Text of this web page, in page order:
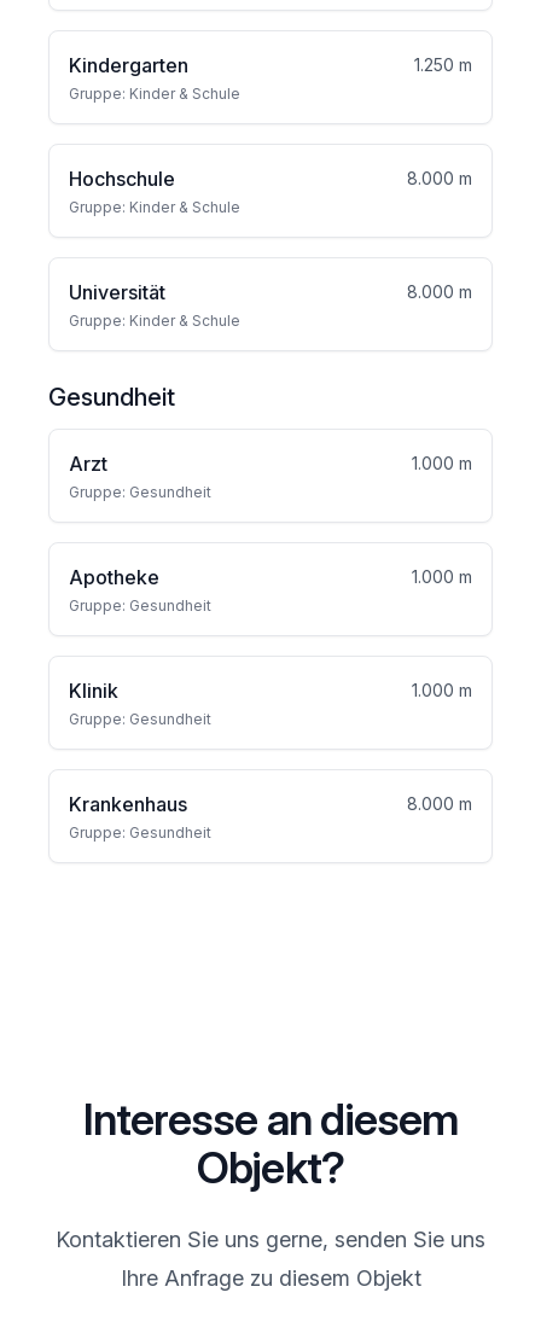
Kindergarten 1.250 m
Gruppe: Kinder & Schule
Hochschule 8.000 m
Gruppe: Kinder & Schule
Universität 8.000 m
Gruppe: Kinder & Schule
Gesundheit
Arzt 1.000 m
Gruppe: Gesundheit
Apotheke 1.000 m
Gruppe: Gesundheit
Klinik 1.000 m
Gruppe: Gesundheit
Krankenhaus 8.000 m
Gruppe: Gesundheit
Interesse an diesem
Objekt?
Kontaktieren Sie uns gerne, senden Sie uns
Ihre Anfrage zu diesem Objekt